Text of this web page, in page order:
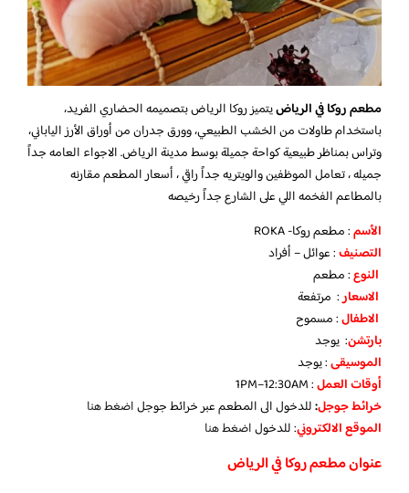
مطعم روكا في الرياضيتميز روكا الرياض بتصميمه الحضاري الفريد،
باستخدام طاولات من الخشب الطبيعي، وورق جدران من أوراق الأرز الياباني،
وتراس بمناظر طبيعية كواحة جميلة بوسط مدينة الرياض. الاجواء العامه جداً
جميله ، تعامل الموظفين والويتريه جداً راقي ، أسعار المطعم مقارنه
بالمطاعم الفخمه اللي على الشارع جداً رخيصه
الأسم: مطعم روكا- ROKA
التصنيف: عوائل – أفراد
النوع: مطعم
الاسعار: مرتفعة
الاطفال: مسموح
بارتشن: يوجد
الموسيقى: يوجد
‏أوقات العمل: 1PM–12:30AM
خرائط جوجل:للدخول الى المطعم عبر خرائط جوجلاضغط هنا
الموقع الالكتروني: للدخولاضغط هنا
عنوان مطعم روكا في الرياض